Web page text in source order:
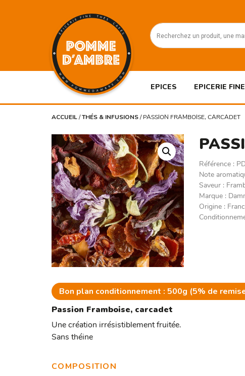
EPICES EPICERIE FINE
ACCUEIL/THÉS & INFUSIONS/PASSION FRAMBOISE, CARCADET
Référence :
Note
Saveur :
Marque :
Origine :
Bon plan conditionnement : 500g (5% de
Passion Framboise, carcadet
Une création irrésistiblement fruitée.
Sans théine
COMPOSITION